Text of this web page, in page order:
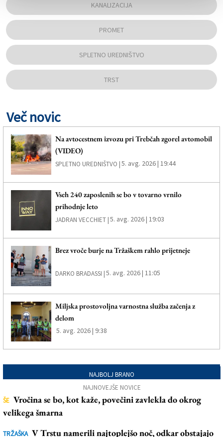
KANALIZACIJA
PROMET
SPLETNO UREDNIŠTVO
TRST
Več novic
Na avtocestnem izvozu pri Trebčah zgorel avtomobil
(VIDEO)
SPLETNO UREDNIŠTVO |5. avg. 2026 | 19:44
Vseh 240 zaposlenih se bo v tovarno vrnilo
prihodnje leto
JADRAN VECCHIET |5. avg. 2026 | 19:03
Brez vroče burje na Tržaškem rahlo prijetneje
DARKO BRADASSI |5. avg. 2026 | 11:05
Miljska prostovoljna varnostna služba začenja z
delom
5. avg. 2026 | 9:38
NAJBOLJ BRANO
NAJNOVEJŠE NOVICE
ŠE Vročina se bo, kot kaže, povečini zavlekla do okrog
velikega šmarna
TRŽAŠKA V Trstu namerili najtoplejšo noč, odkar obstajajo